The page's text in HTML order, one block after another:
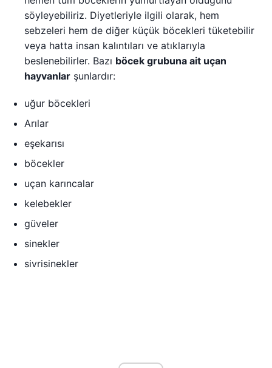
söyleyebiliriz. Diyetleriyle ilgili olarak, hem
sebzeleri hem de diğer küçük böcekleri tüketebilir
veya hatta insan kalıntıları ve atıklarıyla
beslenebilirler. Bazı böcek grubuna ait uçan
hayvanlar şunlardır:
uğur böcekleri
Arılar
eşekarısı
böcekler
uçan karıncalar
kelebekler
güveler
sinekler
sivrisinekler